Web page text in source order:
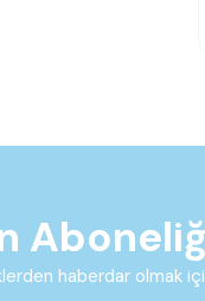
haberdar olmak